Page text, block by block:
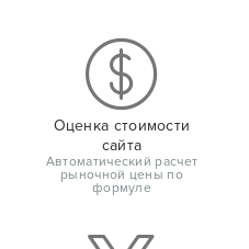
Оценка стоимости
сайта
Автоматический расчет
рыночной цены по
формуле